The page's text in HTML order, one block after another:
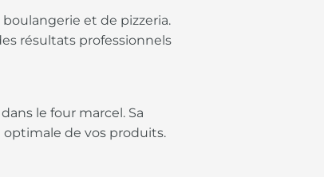
boulangerie et de pizzeria.
résultats professionnels
le four marcel. Sa
de vos produits.